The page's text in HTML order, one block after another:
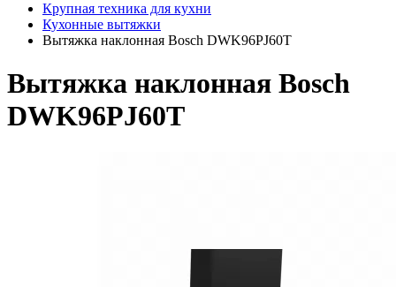
Крупная техника для кухни
Кухонные вытяжки
Вытяжка наклонная Bosch DWK96PJ60T
Вытяжка наклонная Bosch
DWK96PJ60T